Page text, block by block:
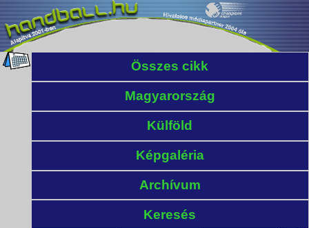
Összes cikk
Magyarország
Külföld
Képgaléria
Archívum
Keresés